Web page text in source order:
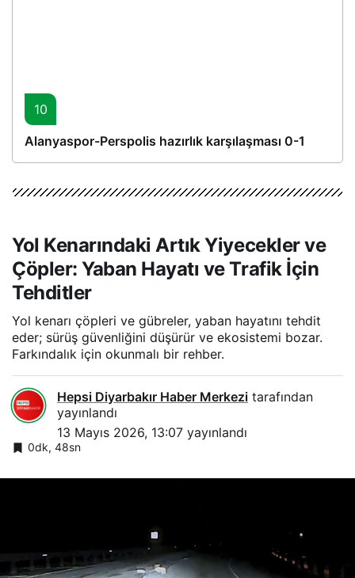
10
Alanyaspor-Perspolis hazırlık karşılaşması 0-1
Yol Kenarındaki Artık Yiyecekler ve
Çöpler: Yaban Hayatı ve Trafik İçin
Tehditler
Yol kenarı çöpleri ve gübreler, yaban hayatını tehdit
eder; sürüş güvenliğini düşürür ve ekosistemi bozar.
Farkındalık için okunmalı bir rehber.
Hepsi Diyarbakır Haber Merkezi tarafından
yayınlandı
13 Mayıs 2026, 13:07 yayınlandı
0dk, 48sn